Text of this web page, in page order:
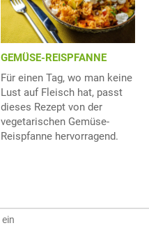
GEMÜSE-REISPFANNE
Für einen Tag, wo man keine
Lust auf Fleisch hat, passt
dieses Rezept von der
vegetarischen Gemüse-
Reispfanne hervorragend.